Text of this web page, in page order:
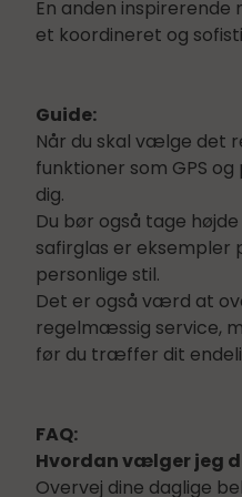
En anden
et koordineret og
Guide:
Når du skal vælge det
funktioner som GPS
dig.
Du bør også tage
safirglas er
personlige stil.
Det er også værd at
regelmæssig service,
før du træffer dit
FAQ:
Hvordan vælger jeg
Overvej dine daglige